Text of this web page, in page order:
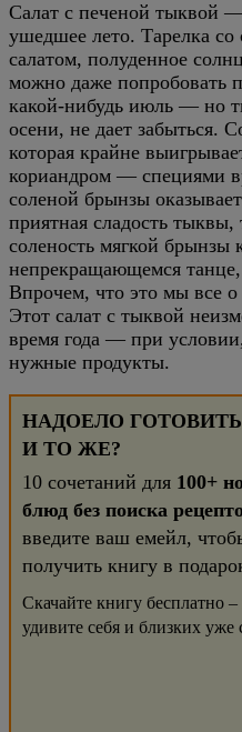
Салат с печеной тыквой
ушедшее лето. Тарелка
салатом, полуденное
можно даже попробовать
какой-нибудь июль — но
осени, не дает забыться.
которая крайне
кориандром — специями
соленой брынзы
приятная сладость тыквы,
соленость мягкой брынзы
непрекращающемся танце,
Впрочем, что это мы все о
Этот салат с тыквой
время года — при
нужные продукты.
НАДОЕЛО
И ТО ЖЕ?
10 сочетаний для 100+
блюд без поиска
введите ваш емейл,
получить книгу в
Скачайте книгу бесплатно –
удивите себя и близких уже